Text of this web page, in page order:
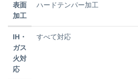
表面
加工
ハードテンパー加工
IH・
ガス
火対
応
すべて対応